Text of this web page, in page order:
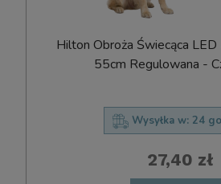
Hilton Obroża Świecąca
55cm Regulowana -
Wysyłka w: 24
27,40 zł